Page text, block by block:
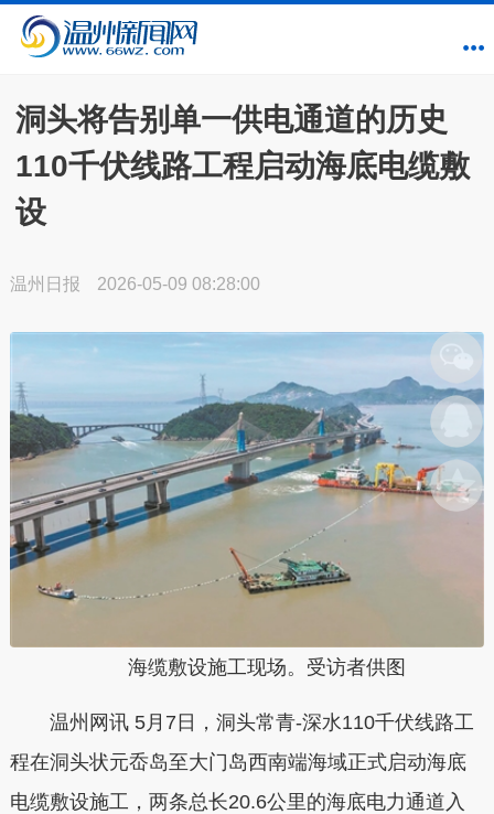
洞头将告别单一供电通道的历史
110千伏线路工程启动海底电缆敷
设
温州日报 2026-05-09 08:28:00
海缆敷设施工现场。受访者供图
温州网讯 5月7日，洞头常青-深水110千伏线路工
程在洞头状元岙岛至大门岛西南端海域正式启动海底
电缆敷设施工，两条总长20.6公里的海底电力通道入